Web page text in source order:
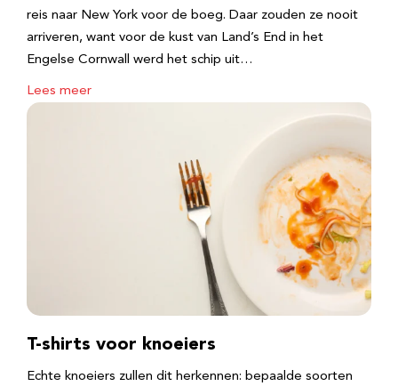
reis naar New York voor de boeg. Daar zouden ze nooit
arriveren, want voor de kust van Land’s End in het
Engelse Cornwall werd het schip uit…
Lees meer
T-shirts voor knoeiers
Echte knoeiers zullen dit herkennen: bepaalde soorten